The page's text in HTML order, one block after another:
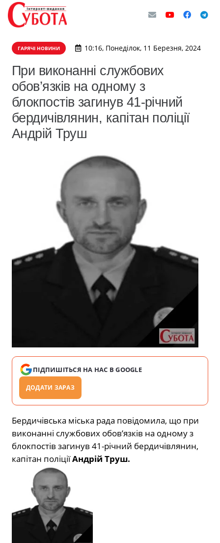
ГАРЯЧІ НОВИНИ 10:16, Понеділок, 11 Березня, 2024
При виконанні службових
обов’язків на одному з
блокпостів загинув 41-річний
бердичівлянин, капітан поліції
Андрій Труш
ПІДПИШІТЬСЯ НА НАС В GOOGLE
ДОДАТИ ЗАРАЗ
Бердичівська міська рада повідомила, що при
виконанні службових обов’язків на одному з
блокпостів загинув 41-річний бердичівлянин,
капітан поліціїАндрій Труш.